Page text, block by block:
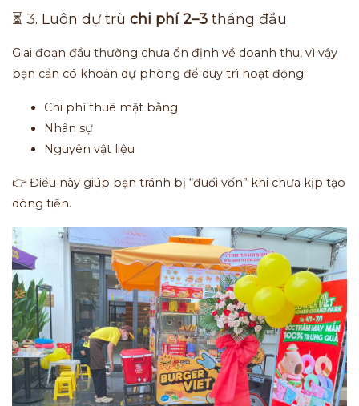
⏳ 3. Luôn dự trù chi phí 2–3 tháng đầu
Giai đoạn đầu thường chưa ổn định về doanh thu, vì vậy
bạn cần có khoản dự phòng để duy trì hoạt động:
Chi phí thuê mặt bằng
Nhân sự
Nguyên vật liệu
👉 Điều này giúp bạn tránh bị “đuối vốn” khi chưa kịp tạo
dòng tiền.